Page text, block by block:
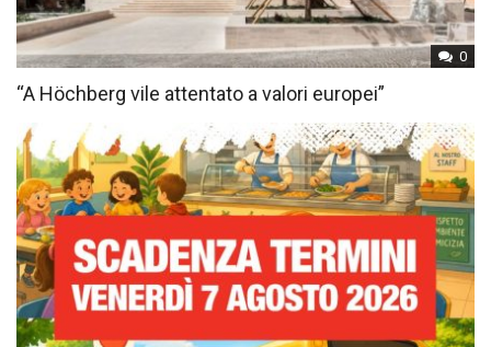
0
“A Höchberg vile attentato a valori europei”